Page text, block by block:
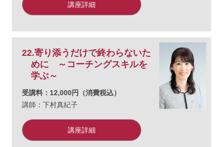
講座詳細
22.寄り添うだけで終わらないた
めに ～コーチングスキルを
学ぶ～
受講料：12,000円（消費税込）
講師：下村真紀子
講座詳細